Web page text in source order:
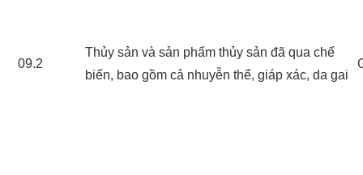
09.2
Thủy sản và sản phẩm thủy sản đã qua chế
biến, bao gồm cả nhuyễn thể, giáp xác, da gai